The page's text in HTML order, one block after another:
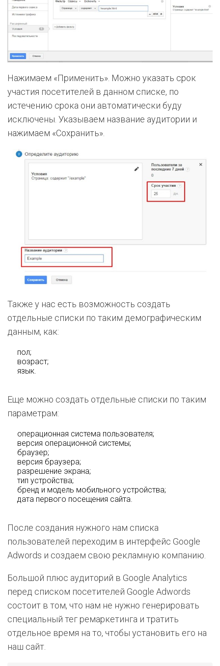
Нажимаем «Применить». Можно указать срок
участия посетителей в данном списке, по
истечению срока они автоматически буду
исключены. Указываем название аудитории и
нажимаем «Сохранить».
Также у нас есть возможность создать
отдельные списки по таким демографическим
данным, как:
пол;
возраст;
язык.
Еще можно создать отдельные списки по таким
параметрам:
операционная система пользователя;
версия операционной системы;
браузер;
версия браузера;
разрешение экрана;
тип устройства;
бренд и модель мобильного устройства;
дата первого посещения сайта.
После создания нужного нам списка
пользователей переходим в интерфейс Google
Adwords и создаем свою рекламную компанию.
Большой плюс аудиторий в Google Analytics
перед списком посетителей Google Adwords
состоит в том, что нам не нужно генерировать
специальный тег ремаркетинга и тратить
отдельное время на то, чтобы установить его на
наш сайт.